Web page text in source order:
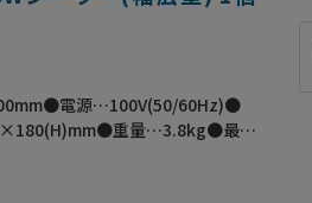
電源…100V(50/60Hz)●
重量…3.8kg●最大
かりシールできます。●梱包サ